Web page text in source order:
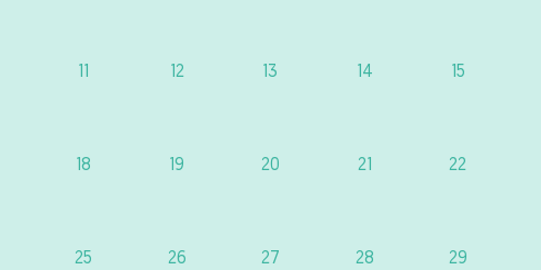
11 12 13 14 15
18 19 20 21 22
25 26 27 28 29